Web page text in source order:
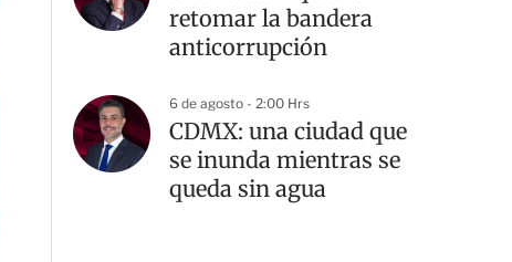
retomar la bandera
anticorrupción
6 de agosto - 2:00 Hrs
CDMX: una ciudad que
se inunda mientras se
queda sin agua